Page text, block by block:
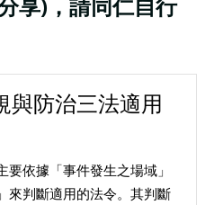
享)，請同仁自行
與防治三法適用
依據「事件發生之場域」
來判斷適用的法令。其判斷